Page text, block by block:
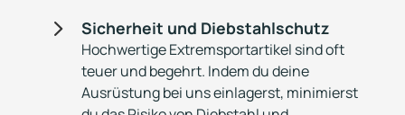
5 Sicherheit und Diebstahlschutz
Hochwertige Extremsportartikel sind oft
teuer und begehrt. Indem du deine
Ausrüstung bei uns einlagerst, minimierst